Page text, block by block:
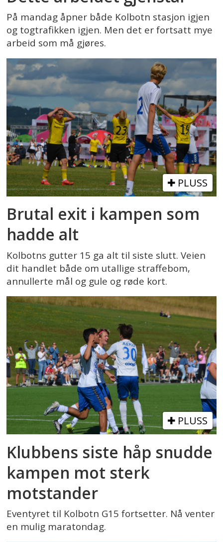
På mandag åpner både Kolbotn stasjon igjen
og togtrafikken igjen. Men det er fortsatt mye
arbeid som må gjøres.
PLUSS
Brutal exit i kampen som
hadde alt
Kolbotns gutter 15 ga alt til siste slutt. Veien
dit handlet både om utallige straffebom,
annullerte mål og gule og røde kort.
PLUSS
Klubbens siste håp snudde
kampen mot sterk
motstander
Eventyret til Kolbotn G15 fortsetter. Nå venter
en mulig maratondag.